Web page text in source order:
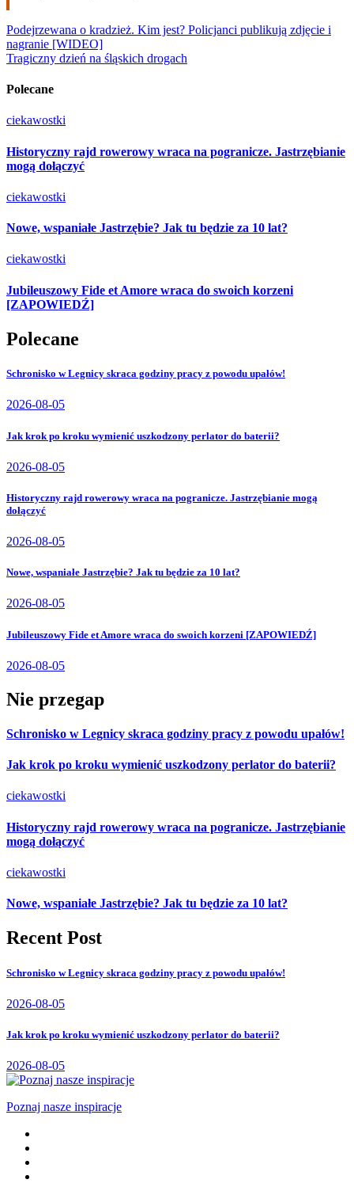
Nawigacja
wpisu
Podejrzewana o kradzież. Kim jest? Policjanci publikują zdjęcie i
nagranie [WIDEO]
Tragiczny dzień na śląskich drogach
Polecane
ciekawostki
Historyczny rajd rowerowy wraca na pogranicze. Jastrzębianie
mogą dołączyć
ciekawostki
Nowe, wspaniałe Jastrzębie? Jak tu będzie za 10 lat?
ciekawostki
Jubileuszowy Fide et Amore wraca do swoich korzeni
[ZAPOWIEDŹ]
Polecane
Schronisko w Legnicy skraca godziny pracy z powodu upałów!
2026-08-05
Jak krok po kroku wymienić uszkodzony perlator do baterii?
2026-08-05
Historyczny rajd rowerowy wraca na pogranicze. Jastrzębianie mogą
dołączyć
2026-08-05
Nowe, wspaniałe Jastrzębie? Jak tu będzie za 10 lat?
2026-08-05
Jubileuszowy Fide et Amore wraca do swoich korzeni [ZAPOWIEDŹ]
2026-08-05
Nie przegap
Schronisko w Legnicy skraca godziny pracy z powodu upałów!
Jak krok po kroku wymienić uszkodzony perlator do baterii?
ciekawostki
Historyczny rajd rowerowy wraca na pogranicze. Jastrzębianie
mogą dołączyć
ciekawostki
Nowe, wspaniałe Jastrzębie? Jak tu będzie za 10 lat?
Recent Post
Schronisko w Legnicy skraca godziny pracy z powodu upałów!
2026-08-05
Jak krok po kroku wymienić uszkodzony perlator do baterii?
2026-08-05
Poznaj nasze inspiracje